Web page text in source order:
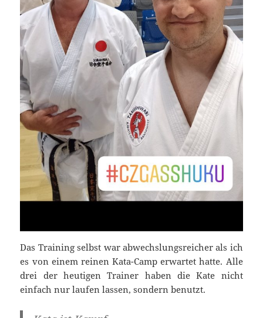
Das Training selbst war abwechslungsreicher als ich
es von einem reinen Kata-Camp erwartet hatte. Alle
drei der heutigen Trainer haben die Kate nicht
einfach nur laufen lassen, sondern benutzt.